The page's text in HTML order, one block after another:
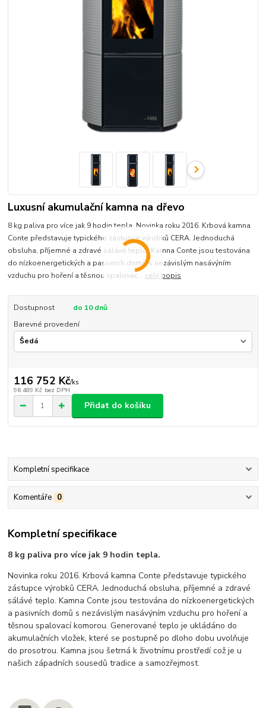
Luxusní akumulační kamna na dřevo
8 kg paliva pro více jak 9 hodin tepla. Novinka roku 2016. Krbová kamna
Conte představuje typického zástupce výrobků CERA. Jednoduchá
obsluha, příjemné a zdravé sálávé teplo. Kamna Conte jsou testována
do nízkoenergetických a pasivních domů s nezávislým nasávýním
vzduchu pro hoření a těsnou spalovac... celý popis
Dostupnost
do 10 dnů
Barevné provedení
116 752 Kč/ks
96 489 Kč bez DPH
Přidat do košíku
Kompletní specifikace
Komentáře 0
Kompletní specifikace
8 kg paliva pro více jak 9 hodin tepla.
Novinka roku 2016. Krbová kamna Conte představuje typického
zástupce výrobků CERA. Jednoduchá obsluha, příjemné a zdravé
sálávé teplo. Kamna Conte jsou testována do nízkoenergetických
a pasivních domů s nezávislým nasávýním vzduchu pro hoření a
těsnou spalovací komorou. Generované teplo je ukládáno do
akumulačních vložek, které se postupně po dloho dobu uvolňuje
do prosotrou. Kamna jsou šetrná k životnímu prostředí což je u
našich západních sousedů tradice a samozřejmost.